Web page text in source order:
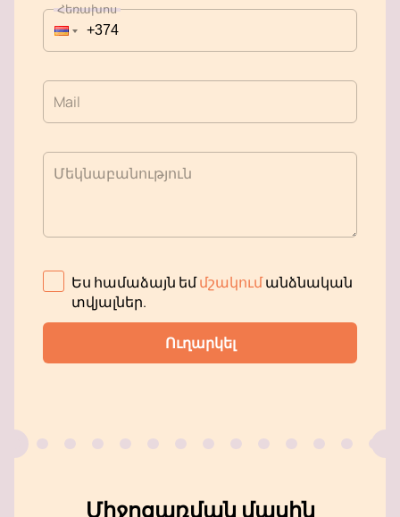
Հեռախոս
Mail
Մեկնաբանություն
Ես համաձայն եմմշակումանձնական
տվյալներ.
Ուղարկել
Միջոցառման մասին